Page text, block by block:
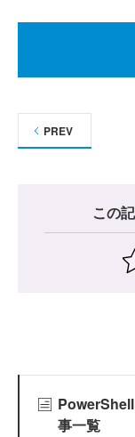
PREV
この
事一覧